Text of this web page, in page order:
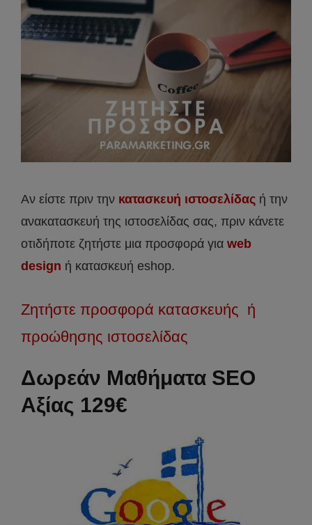
Αν είστε πριν την κατασκευή ιστοσελίδας ή την
ανακατασκευή της ιστοσελίδας σας, πριν κάνετε
οτιδήποτε ζητήστε μια προσφορά για web
design ή κατασκευή eshop.
Ζητήστε προσφορά κατασκευής ή
προώθησης ιστοσελίδας
Δωρεάν Μαθήματα SEO
Αξίας 129€